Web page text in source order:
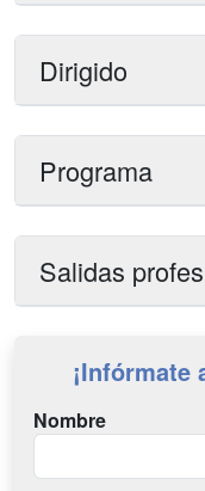
Dirigido
Programa
Salidas
¡Infórmate
Nombre